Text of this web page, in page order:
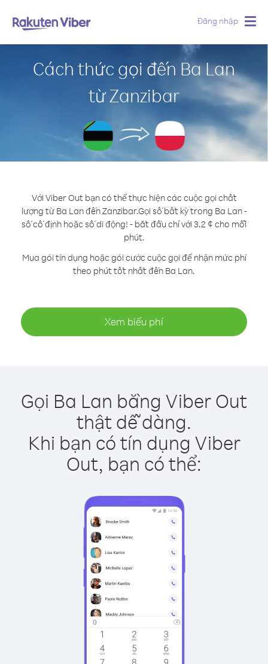
Đăng nhập
Cách thức gọi đến Ba Lan
từ Zanzibar
Với Viber Out bạn có thể thực hiện các cuộc gọi chất
lượng từ Ba Lan đến Zanzibar.Gọi số bất kỳ trong Ba Lan -
số cố định hoặc số di động! - bắt đầu chỉ với 3.2 ¢ cho mỗi
phút.
Mua gói tín dụng hoặc gói cước cuộc gọi để nhận mức phí
theo phút tốt nhất đến Ba Lan.
Xem biểu phí
Gọi Ba Lan bằng Viber Out
thật dễ dàng.
Khi bạn có tín dụng Viber
Out, bạn có thể: